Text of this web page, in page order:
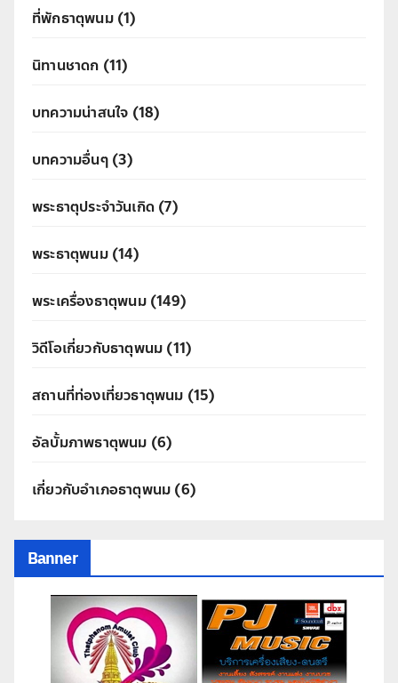
ที่พักธาตุพนม(1)
นิทานชาดก (11)
บทความน่าสนใจ (18)
บทความอื่นๆ(3)
พระธาตุประจำวันเกิด (7)
พระธาตุพนม(14)
พระเครื่องธาตุพนม(149)
วิดีโอเกี่ยวกับธาตุพนม (11)
สถานที่ท่องเที่ยวธาตุพนม (15)
อัลบั้มภาพธาตุพนม (6)
เกี่ยวกับอำเภอธาตุพนม (6)
Banner